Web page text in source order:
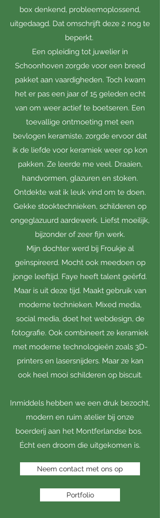
box denkend, probleemoplossend,
uitgedaagd. Dat omschrijft deze 2 nog te
beperkt.
Een opleiding tot juwelier in
Schoonhoven zorgde voor een breed
pakket aan vaardigheden. Toch kwam
het er pas een jaar of 15 geleden echt
van om weer actief te boetseren. Een
toevallige ontmoeting met een
bevlogen keramiste, zorgde ervoor dat
ik de liefde voor keramiek weer op kon
pakken. Ze leerde me veel. Draaien,
handvormen, glazuren en stoken.
Ontdekte wat ik leuk vind om te doen.
Gekke stooktechnieken, schilderen op
ongeglazuurd aardewerk. Liefst moeilijk,
bijzonder of zeer fijn werk.
Mijn dochter werd bij Froukje al
geïnspireerd. Mocht ook meedoen op
jonge leeftijd. Faye heeft talent geërfd.
Maar is uit deze tijd. Maakt gebruik van
moderne technieken. Mixed media,
social media, doet het webdesign, de
fotografie. Ook combineert ze keramiek
met moderne technologieën zoals 3D-
printers en lasersnijders. Maar ze kan
ook heel mooi schilderen op biscuit.
Inmiddels hebben we een druk bezocht,
modern en ruim atelier bij onze
boerderij aan het Montferlandse bos.
Écht een droom die uitgekomen is.
Neem contact met ons op
Portfolio